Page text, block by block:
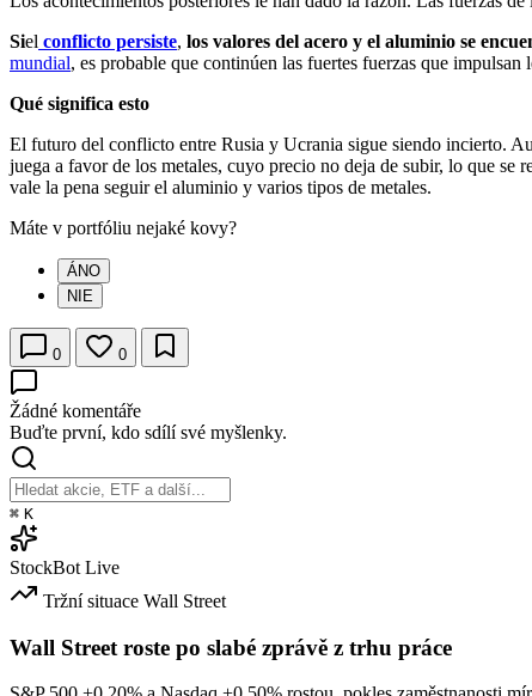
Siel conflicto persiste, los valores del acero y el aluminio se
mundial, es probable que continúen las fuertes fuerzas que
Qué significa esto
El futuro del conflicto entre Rusia y Ucrania sigue siendo incierto.
juega a favor de los metales, cuyo precio no deja de subir, lo que
vale la pena seguir el aluminio y varios tipos de metales.
Máte v portfóliu nejaké kovy?
ÁNO
NIE
0 0
Žádné komentáře
Buďte první, kdo sdílí své myšlenky.
⌘ K
StockBot Live
Tržní situace Wall Street
Wall Street roste po slabé zprávě z trhu práce